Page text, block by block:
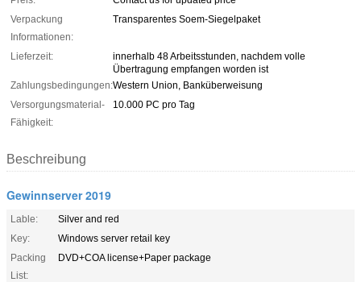
Verpackung
Informationen:
Transparentes Soem-Siegelpaket
Lieferzeit:
innerhalb 48 Arbeitsstunden, nachdem volle
Übertragung empfangen worden ist
Zahlungsbedingungen:Western Union, Banküberweisung
Versorgungsmaterial-
Fähigkeit:
10.000 PC pro Tag
Beschreibung
Gewinnserver 2019
Lable:
Silver and red
Key:
Windows server retail key
Packing
List:
DVD+COA license+Paper package